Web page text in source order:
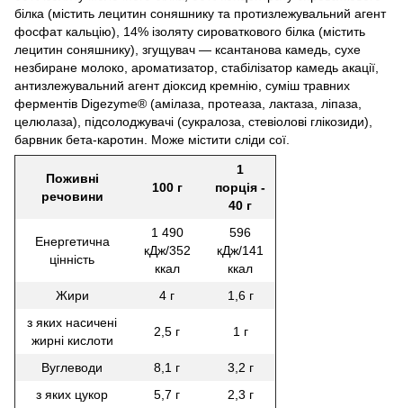
білка (містить лецитин соняшнику та протизлежувальний агент
фосфат кальцію), 14% ізоляту сироваткового білка (містить
лецитин соняшнику), згущувач — ксантанова камедь, сухе
незбиране молоко, ароматизатор, стабілізатор камедь акації,
антизлежувальний агент діоксид кремнію, суміш травних
ферментів Digezyme® (амілаза, протеаза, лактаза, ліпаза,
целюлаза), підсолоджувачі (сукралоза, стевіолові глікозиди),
барвник бета-каротин. Може містити сліди сої.
Поживні
речовини
100 г
1
порція -
40 г
Енергетична
цінність
1 490
кДж/352
ккал
596
кДж/141
ккал
Жири
4 г
1,6 г
з яких насичені
жирні кислоти
2,5 г 1 г
Вуглеводи 8,1 г
3,2 г
з яких цукор
5,7 г
2,3 г